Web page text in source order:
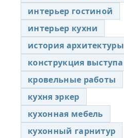
интерьер гостиной
интерьер кухни
история архитектуры
конструкция выступа
кровельные работы
кухня эркер
кухонная мебель
кухонный гарнитур